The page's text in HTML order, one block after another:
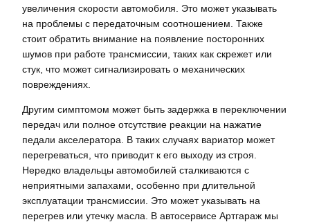
увеличения скорости автомобиля. Это может указывать
на проблемы с передаточным соотношением. Также
стоит обратить внимание на появление посторонних
шумов при работе трансмиссии, таких как скрежет или
стук, что может сигнализировать о механических
повреждениях.
Другим симптомом может быть задержка в переключении
передач или полное отсутствие реакции на нажатие
педали акселератора. В таких случаях вариатор может
перегреваться, что приводит к его выходу из строя.
Нередко владельцы автомобилей сталкиваются с
неприятными запахами, особенно при длительной
эксплуатации трансмиссии. Это может указывать на
перегрев или утечку масла. В автосервисе Артгараж мы